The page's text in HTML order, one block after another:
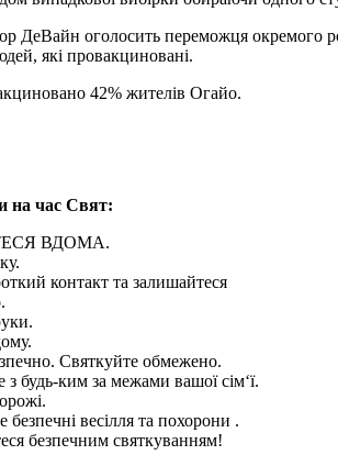
ДеВайн оголосить переможця окремого
які провакциновані.
42% жителів Огайо.
на час Свят:
ВДОМА.
.
контакт та залишайтеся
.
.
.
. Святкуйте обмежено.
з будь-ким за межами вашої сім‘ї.
.
безпечні весілля та похорони .
безпечним святкуванням!